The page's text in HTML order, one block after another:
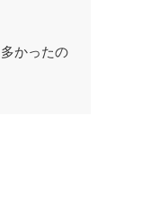
かったの